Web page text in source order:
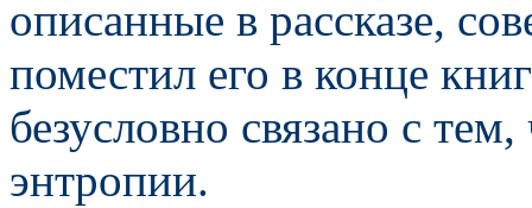
описанные в рассказе,
поместил его в конце
безусловно связано с
энтропии.